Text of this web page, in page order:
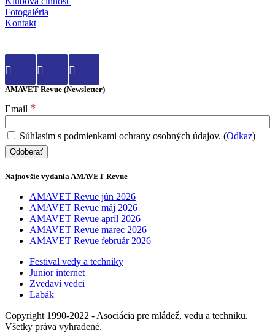
Fotogaléria
Kontakt
AMAVET Revue (Newsletter)
Email *
Súhlasím s podmienkami ochrany osobných údajov. (Odkaz)
Najnovšie vydania AMAVET Revue
AMAVET Revue jún 2026
AMAVET Revue máj 2026
AMAVET Revue apríl 2026
AMAVET Revue marec 2026
AMAVET Revue február 2026
Festival vedy a techniky
Junior internet
Zvedaví vedci
Labák
Copyright 1990-2022 - Asociácia pre mládež, vedu a techniku.
Všetky práva vyhradené.